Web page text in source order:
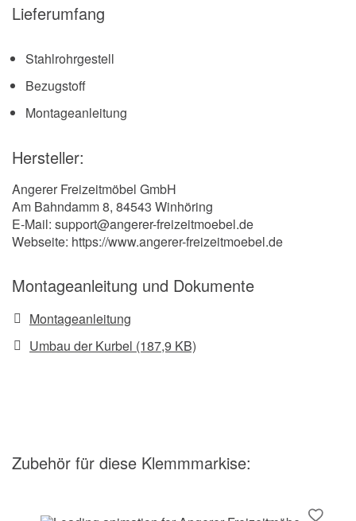
Lieferumfang
Stahlrohrgestell
Bezugstoff
Montageanleitung
Hersteller:
Angerer Freizeitmöbel GmbH
Am Bahndamm 8, 84543 Winhöring
E-Mail: support@angerer-freizeitmoebel.de
Webseite: https://www.angerer-freizeitmoebel.de
Montageanleitung und Dokumente
Montageanleitung
Umbau der Kurbel (187,9 KB)
Zubehör für diese Klemmmarkise: